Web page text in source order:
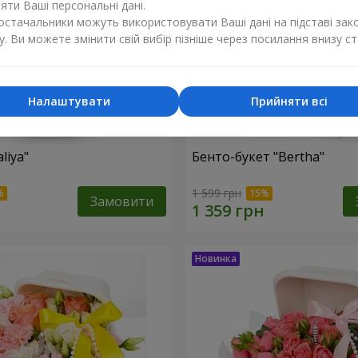
Замовити
Бенто-букет "Bertha"
1 599 грн
Ваші персональні дані.
можуть використовувати Ваші дані на підставі
Ви можете змінити свій вибір пізніше через посилання внизу
Прийняти всі
Налаштувати